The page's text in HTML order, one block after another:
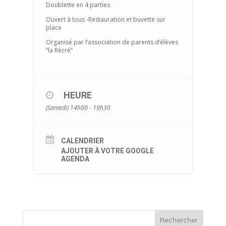
Doublette en 4 parties
Ouvert à tous -Restauration et buvette sur
place
Organisé par l’association de parents d’élèves
“la Récré”
HEURE
(Samedi) 14h00 - 19h30
CALENDRIER
AJOUTER À VOTRE GOOGLE
AGENDA